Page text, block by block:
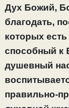
Дух Божий,
благодать,
которых
способный к
душевный
правильно-